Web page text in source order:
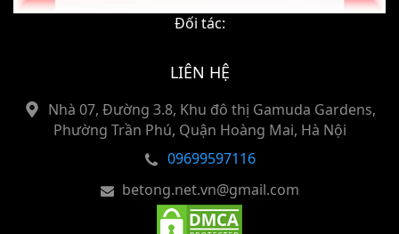
Đối tác:
LIÊN HỆ
Nhà 07, Đường 3.8, Khu đô thị Gamuda Gardens,
Phường Trần Phú, Quận Hoàng Mai, Hà Nội
09699597116
betong.net.vn@gmail.com